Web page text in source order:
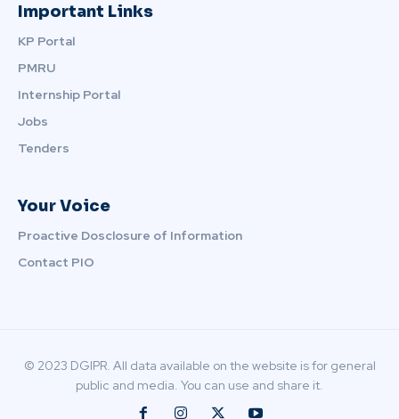
Important Links
KP Portal
PMRU
Internship Portal
Jobs
Tenders
Your Voice
Proactive Dosclosure of Information
Contact PIO
© 2023 DGIPR. All data available on the website is for general
public and media. You can use and share it.